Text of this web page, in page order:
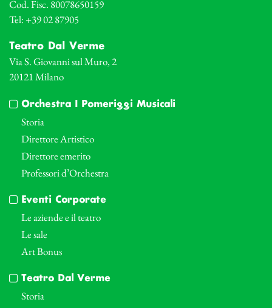
Cod. Fisc. 80078650159
Tel: +39 02 87905
Teatro Dal Verme
Via S. Giovanni sul Muro, 2
20121 Milano
Orchestra I Pomeriggi Musicali
Storia
Direttore Artistico
Direttore emerito
Professori d’Orchestra
Eventi Corporate
Le aziende e il teatro
Le sale
Art Bonus
Teatro Dal Verme
Storia